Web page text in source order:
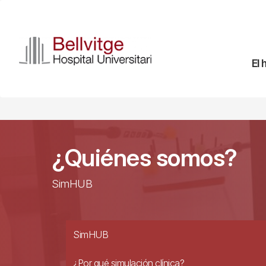
contenido
principal
El
¿Quiénes somos?
SimHUB
SimHUB
¿Por qué simulación clínica?